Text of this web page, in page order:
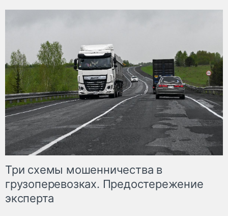
Три схемы мошенничества в
грузоперевозках. Предостережение
эксперта